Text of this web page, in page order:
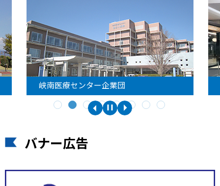
峡南医療センター企業団
バナー広告